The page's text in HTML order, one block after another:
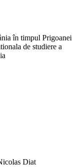
în timpul Prigoanei
de studiere a
Diat